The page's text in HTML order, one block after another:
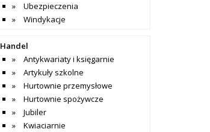
Ubezpieczenia
Windykacje
Handel
Antykwariaty i księgarnie
Artykuły szkolne
Hurtownie przemysłowe
Hurtownie spożywcze
Jubiler
Kwiaciarnie